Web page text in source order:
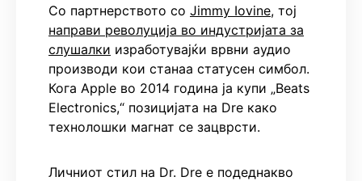
Со партнерството со Jimmy Iovine, тој
направи револуција во индустријата за
слушалки изработувајќи врвни аудио
производи кои станаа статусен симбол.
Кога Apple во 2014 година ја купи „Beats
Electronics,“ позицијата на Dre како
технолошки магнат се зацврсти.
Личниот стил на Dr. Dre е подеднакво